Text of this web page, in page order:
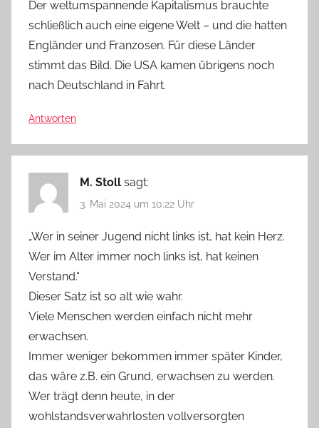
Der weltumspannende Kapitalismus brauchte
schließlich auch eine eigene Welt – und die hatten
Engländer und Franzosen. Für diese Länder
stimmt das Bild. Die USA kamen übrigens noch
nach Deutschland in Fahrt.
Antworten
M. Stoll sagt:
3. Mai 2024 um 10:22 Uhr
„Wer in seiner Jugend nicht links ist, hat kein Herz.
Wer im Alter immer noch links ist, hat keinen
Verstand.“
Dieser Satz ist so alt wie wahr.
Viele Menschen werden einfach nicht mehr
erwachsen.
Immer weniger bekommen immer später Kinder,
das wäre z.B. ein Grund, erwachsen zu werden.
Wer trägt denn heute, in der
wohlstandsverwahrlosten vollversorgten